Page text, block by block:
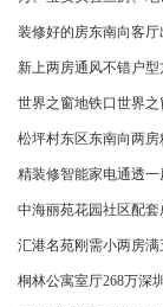
装修好的房东南向客
新上两房通风不错户
世界之窗地铁口世界
松坪村东区东南向两房
精装修智能家电通透
中海丽苑花园社区配
汇港名苑刚需小两房
桐林公寓室厅268万深